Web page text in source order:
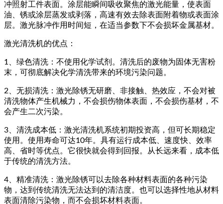
冲照射工件表面。涂层能瞬间吸收聚焦的激光能量，使表面
油、锈或涂层蒸发或剥落，高速有效去除表面附着物或表面涂
层。激光脉冲作用时间短，在适当参数下不会损坏金属基材。
激光清洗机的优点：
1、绿色清洗：不使用化学试剂。清洗后的废物为固体无害粉
末，可彻底解决化学清洗带来的环境污染问题。
2、无损清洗：激光除锈无研磨、非接触、热效应，不会对被
清洗物体产生机械力，不会损伤物体表面，不会损伤基材，不
会产生二次污染。
3、清洗成本低：激光清洗机系统初期投资高，但可长期稳定
使用。使用寿命可达10年。具有运行成本低、速度快、效率
高、省时等优点。它很快就会得到回报。从长远来看，成本低
于传统的清洗方法。
4、精准清洗：激光除锈可以去除各种材料表面的各种污染
物，达到传统清洗无法达到的清洁度。也可以选择性地从材料
表面清除污染物，而不会损坏材料表面。